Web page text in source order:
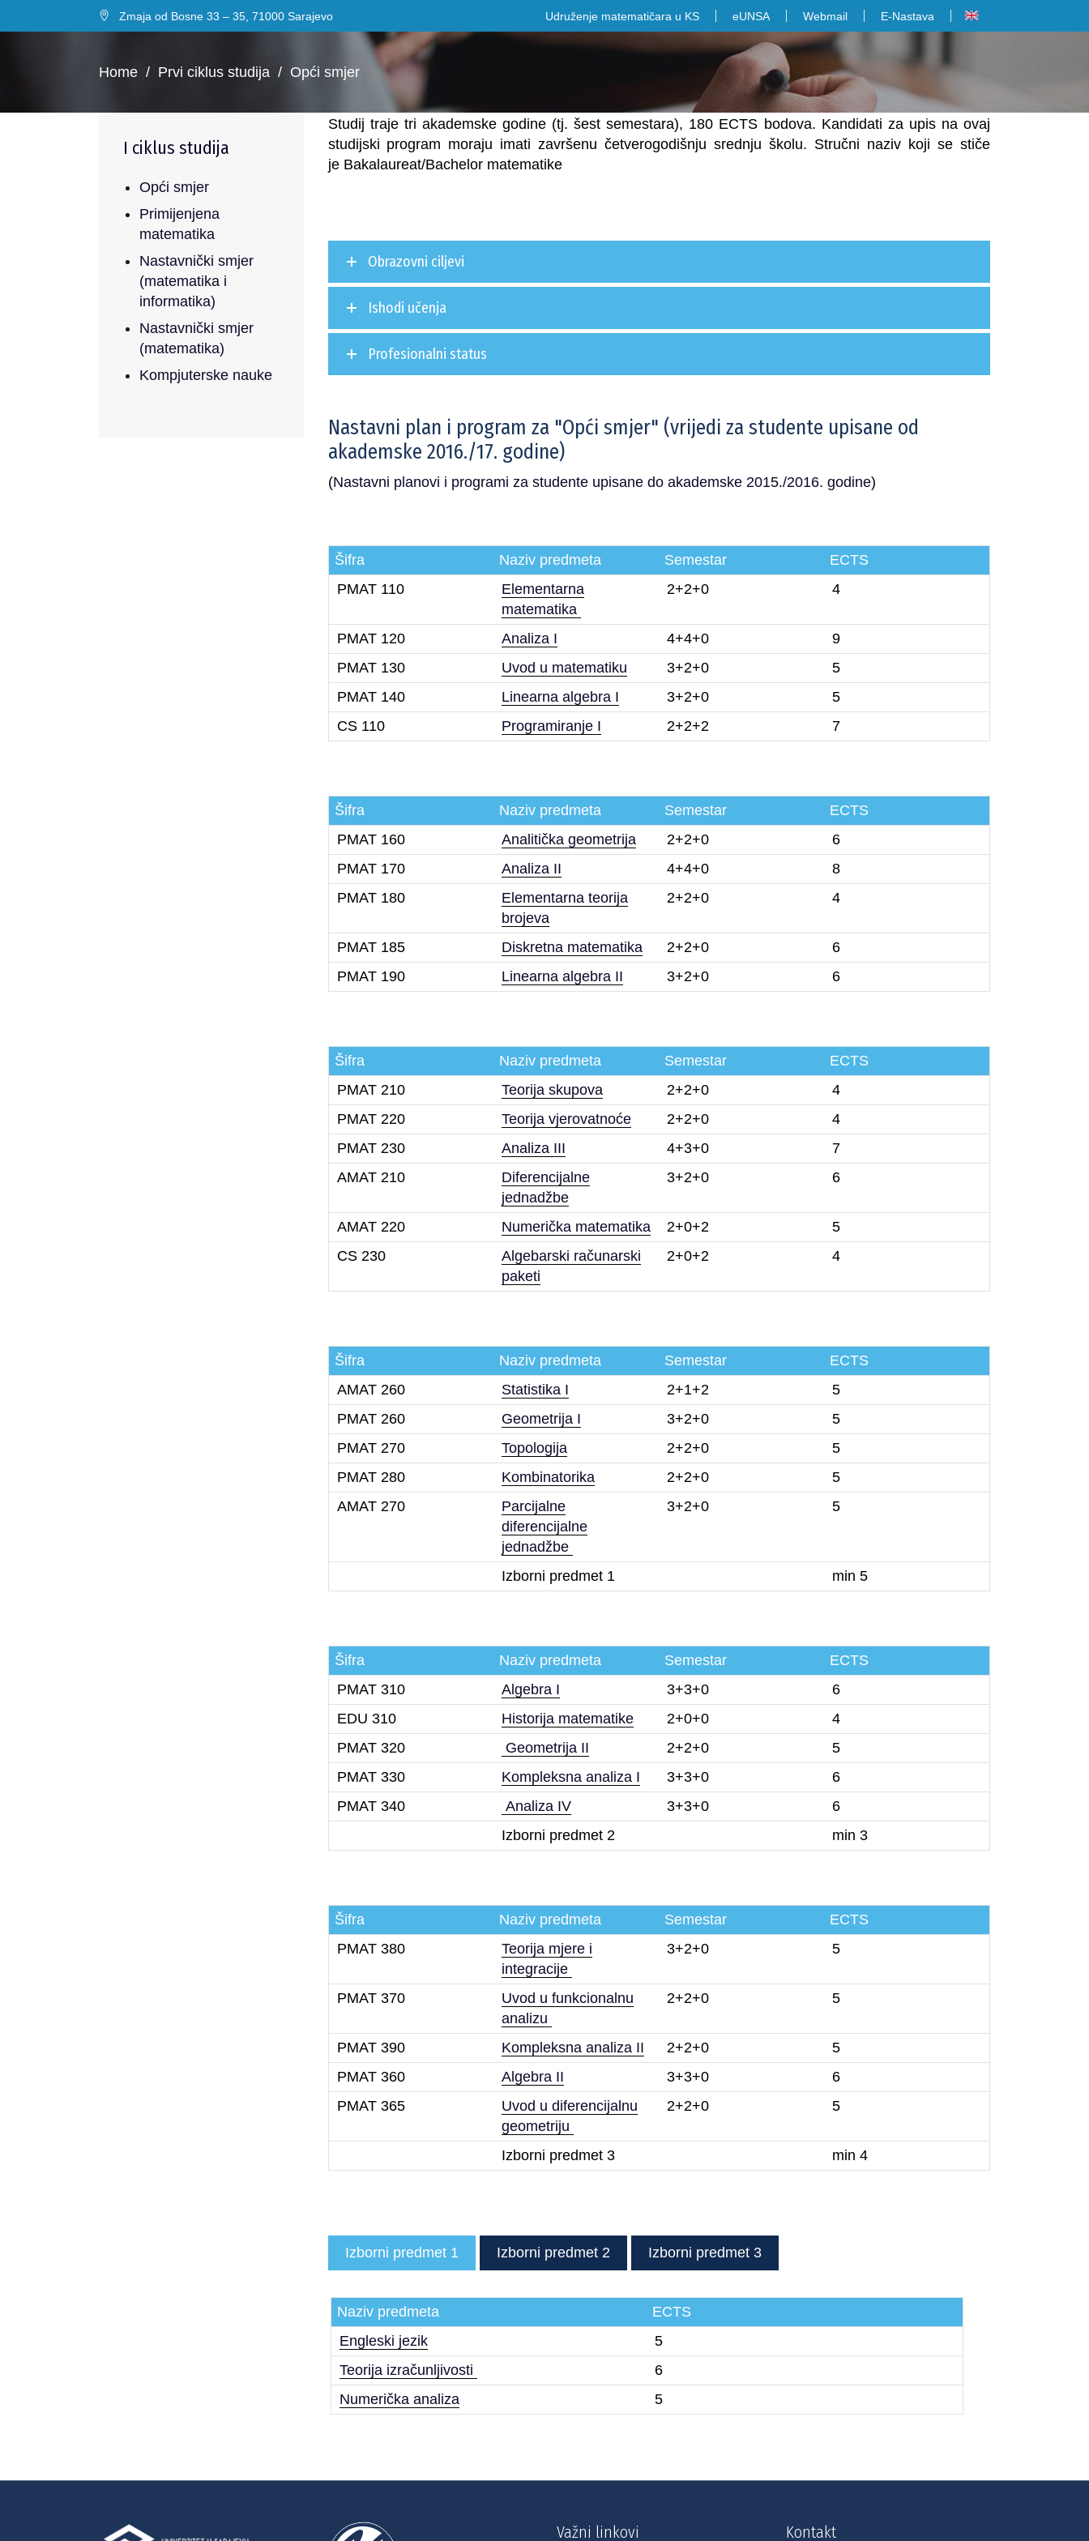
Zmaja od Bosne 33 – 35, 71000 Sarajevo Udruženje matematičara u KS eUNSA Webmail E-Nastava
Home / Prvi ciklus studija / Opći smjer
Studij traje tri akademske godine (tj. šest semestara), 180 ECTS bodova. Kandidati za upis na ovaj
studijski program moraju imati završenu četverogodišnju srednju školu. Stručni naziv koji se stiče
je Bakalaureat/Bachelor matematike
Obrazovni ciljevi
Ishodi učenja
Profesionalni status
Nastavni plan i program za "Opći smjer" (vrijedi za studente upisane od
akademske 2016./17. godine)
(Nastavni planovi i programi za studente upisane do akademske 2015./2016. godine)
Šifra Naziv predmeta Semestar
ECTS
PMAT 110
Elementarna
matematika
2+2+0 4
PMAT 120 Analiza I 4+4+0
9
PMAT 130
Uvod u matematiku 3+2+0
5
PMAT 140
Linearna algebra I 3+2+0
5
CS 110
Programiranje I 2+2+2 7
Šifra Naziv predmeta Semestar
ECTS
PMAT 160
Analitička geometrija 2+2+0
6
PMAT 170
Analiza II 4+4+0
8
PMAT 180
Elementarna teorija
brojeva
2+2+0 4
PMAT 185 Diskretna matematika 2+2+0
6
PMAT 190
Linearna algebra II 3+2+0 6
Šifra Naziv predmeta Semestar
ECTS
PMAT 210
Teorija skupova 2+2+0
4
PMAT 220
Teorija vjerovatnoće 2+2+0
4
PMAT 230
Analiza III 4+3+0
7
AMAT 210
Diferencijalne
jednadžbe
3+2+0 6
AMAT 220 Numerička matematika 2+0+2
5
CS 230
Algebarski računarski
paketi
2+0+2 4
Šifra Naziv predmeta Semestar
ECTS
AMAT 260
Statistika I 2+1+2
5
PMAT 260
Geometrija I 3+2+0
5
PMAT 270
Topologija 2+2+0
5
PMAT 280
Kombinatorika 2+2+0
5
AMAT 270
Parcijalne
diferencijalne
jednadžbe
3+2+0 5
Izborni predmet 1 min 5
Šifra Naziv predmeta Semestar
ECTS
PMAT 310
Algebra I 3+3+0
6
EDU 310
Historija matematike 2+0+0
4
PMAT 320
Geometrija II 2+2+0
5
PMAT 330
Kompleksna analiza I 3+3+0
6
PMAT 340
Analiza IV 3+3+0
6
Izborni predmet 2
min 3
Šifra Naziv predmeta Semestar
ECTS
PMAT 380
Teorija mjere i
integracije
3+2+0 5
PMAT 370
Uvod u funkcionalnu
analizu
2+2+0 5
PMAT 390 Kompleksna analiza II 2+2+0
5
PMAT 360
Algebra II 3+3+0
6
PMAT 365
Uvod u diferencijalnu
geometriju
2+2+0 5
Izborni predmet 3 min 4
Izborni predmet 1 Izborni predmet 2 Izborni predmet 3
Naziv predmeta
ECTS
Engleski jezik
5
Teorija izračunljivosti
6
Numerička analiza
5
I ciklus studija
Opći smjer
Primijenjena
matematika
Nastavnički smjer
(matematika i
informatika)
Nastavnički smjer
(matematika)
Kompjuterske nauke
Važni linkovi Kontakt